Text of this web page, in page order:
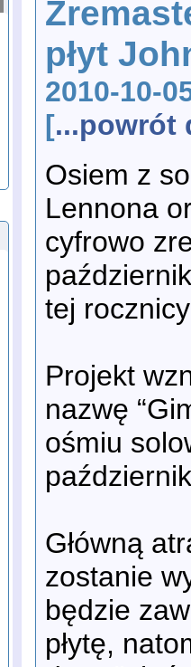
płyt
2010-10-
[...powrót
Osiem z
Lennona
cyfrowo
tej
Projekt
nazwę
ośmiu
Główną
zostanie
będzie
płytę,